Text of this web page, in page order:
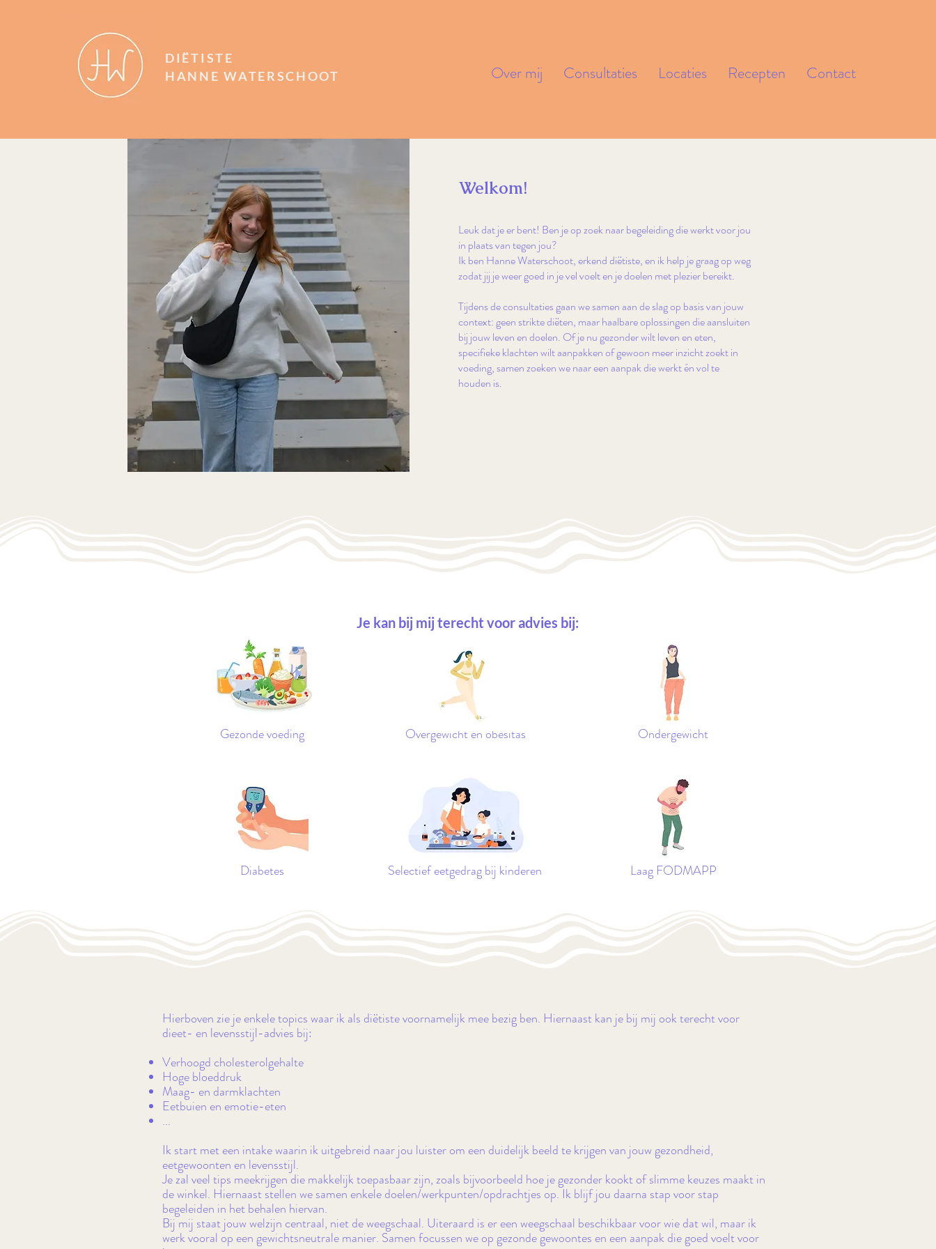
DIËTISTE
HANNE WATERSCHOOT
Over mij Consultaties Locaties Recepten Contact
Welkom!
Leuk dat je er bent! Ben je op zoek naar begeleiding die werkt voor jou
in plaats van tegen jou?
Ik ben Hanne Waterschoot, erkend diëtiste, en ik help je graag op weg
zodat jij je weer goed in je vel voelt en je doelen met plezier bereikt.
Tijdens de consultaties gaan we samen aan de slag op basis van jouw
context: geen strikte diëten, maar haalbare oplossingen die aansluiten
bij jouw leven en doelen. Of je nu gezonder wilt leven en eten,
specifieke klachten wilt aanpakken of gewoon meer inzicht zoekt in
voeding, samen zoeken we naar een aanpak die werkt én vol te
houden is.
Je kan bij mij terecht voor advies bij:
Gezonde voeding Overgewicht en obesitas Ondergewicht
Diabetes Selectief eetgedrag bij kinderen Laag FODMAPP
Hierboven zie je enkele topics waar ik als diëtiste voornamelijk mee bezig ben. Hiernaast kan je bij mij ook terecht voor
dieet- en levensstijl-advies bij:
Verhoogd cholesterolgehalte
Hoge bloeddruk
Maag- en darmklachten
Eetbuien en emotie-eten
...
Ik start met een intake waarin ik uitgebreid naar jou luister om een duidelijk beeld te krijgen van jouw gezondheid,
eetgewoonten en levensstijl.
Je zal veel tips meekrijgen die makkelijk toepasbaar zijn, zoals bijvoorbeeld hoe je gezonder kookt of slimme keuzes maakt in
de winkel. Hiernaast stellen we samen enkele doelen/werkpunten/opdrachtjes op. Ik blijf jou daarna stap voor stap
begeleiden in het behalen hiervan.
Bij mij staat jouw welzijn centraal, niet de weegschaal. Uiteraard is er een weegschaal beschikbaar voor wie dat wil, maar ik
werk vooral op een gewichtsneutrale manier. Samen focussen we op gezonde gewoontes en een aanpak die goed voelt voor